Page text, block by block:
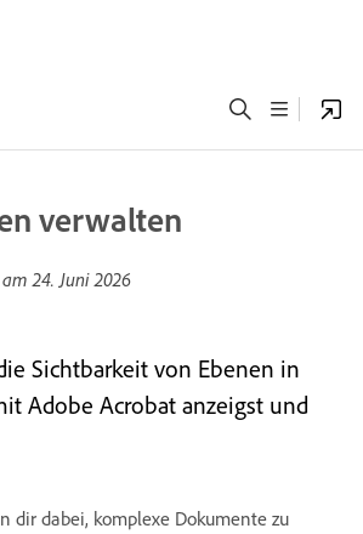
verwalten
am24. Juni 2026
Sichtbarkeit von Ebenen in
Adobe Acrobat anzeigst und
dir dabei, komplexe Dokumente zu